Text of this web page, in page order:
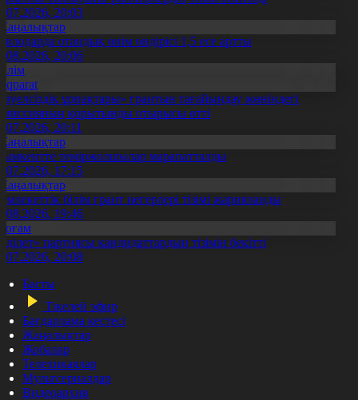
20:03
отандық өнім өндірісі 1,5 есе артты
20:06
ұрпақтары» грантын тағайындау жөніндегі
қорытынды отырысы өтті
20:11
теміржолшылар марапатталды
17:15
білім грант иегерлері тізімі жарияланды
19:46
партиясы кандидаттардың тізімін бекітті
20:08
Басты
Тікелей эфир
Бағдарлама кестесі
Жаңалықтар
Жобалар
Телехикаялар
Мультсериалдар
Видеоархив